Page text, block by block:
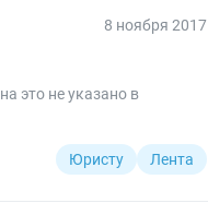
8 ноября 2017
это не указано в
Юристу Лента